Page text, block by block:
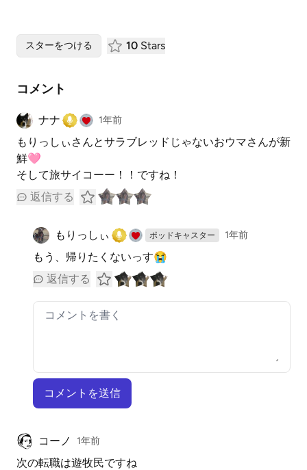
スターをつける 10 Stars
コメント
ナナ 1年前
もりっしぃさんとサラブレッドじゃないおウマさんが新
鮮🩷
そして旅サイコーー！！ですね！
返信する
もりっしぃ ポッドキャスター 1年前
もう、帰りたくないっす😭
返信する
コメントを送信
コーノ 1年前
次の転職は遊牧民ですね